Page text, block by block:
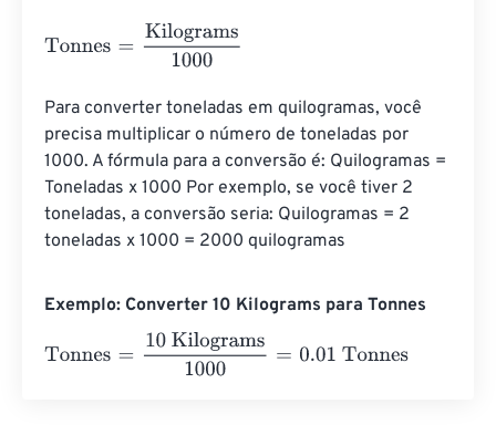
Tonnes Kilograms1000
Para converter toneladas em quilogramas, você
precisa multiplicar o número de toneladas por
1000. A fórmula para a conversão é: Quilogramas =
Toneladas x 1000 Por exemplo, se você tiver 2
toneladas, a conversão seria: Quilogramas = 2
toneladas x 1000 = 2000 quilogramas
Exemplo: Converter 10 Kilograms para Tonnes
Tonnes
10 Kilograms1000= Tonnes